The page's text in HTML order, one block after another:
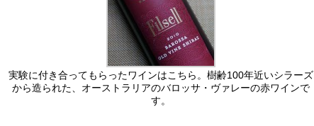
実験に付き合ってもらったワインはこちら。樹齢100年近いシラーズ
から造られた、オーストラリアのバロッサ・ヴァレーの赤ワインで
す。